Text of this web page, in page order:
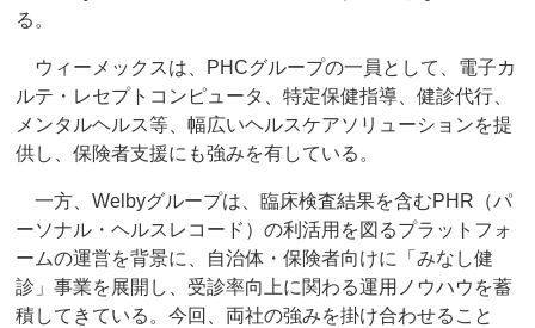
る。
ウィーメックスは、PHCグループの一員として、電子カ
ルテ・レセプトコンピュータ、特定保健指導、健診代行、
メンタルヘルス等、幅広いヘルスケアソリューションを提
供し、保険者支援にも強みを有している。
一方、Welbyグループは、臨床検査結果を含むPHR（パ
ーソナル・ヘルスレコード）の利活用を図るプラットフォ
ームの運営を背景に、自治体・保険者向けに「みなし健
診」事業を展開し、受診率向上に関わる運用ノウハウを蓄
積してきている。今回、両社の強みを掛け合わせること